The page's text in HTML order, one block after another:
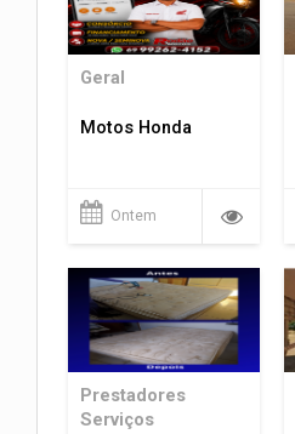
Geral
Motos Honda
Ontem
Prestadores
Serviços